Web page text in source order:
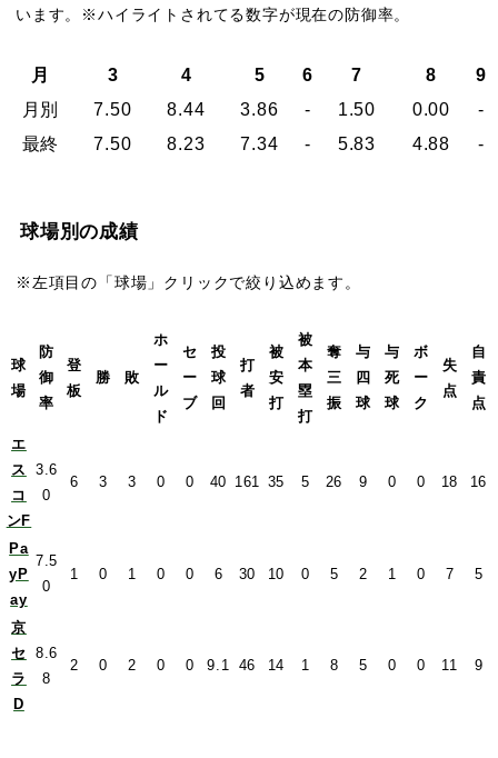
います。※ハイライトされてる数字が現在の防御率。
月 3 4 5 6 7 8
9
月別
7.50 8.44 3.86 - 1.50 0.00
-
最終
7.50 8.23 7.34 - 5.83 4.88 -
球場別の成績
※左項目の「球場」クリックで絞り込めます。
球
場
防
御
率
登
板
勝 敗
ホ
ー
ル
ド
セ
ー
ブ
投
球
回
打
者
被
安
打
被
本
塁
打
奪
三
振
与
四
球
与
死
球
ボ
ー
ク
失
点
自
責
点
エ
ス
コ
ンF
3.6
0
6 3 3 0 0 40 161 35 5 26 9 0 0 18 16
Pa
yP
ay
7.5
0
1 0 1 0 0 6 30 10 0 5 2 1 0 7 5
京
セ
ラ
D
8.6
8
2 0 2 0 0 9.1 46 14 1 8 5 0 0 11 9